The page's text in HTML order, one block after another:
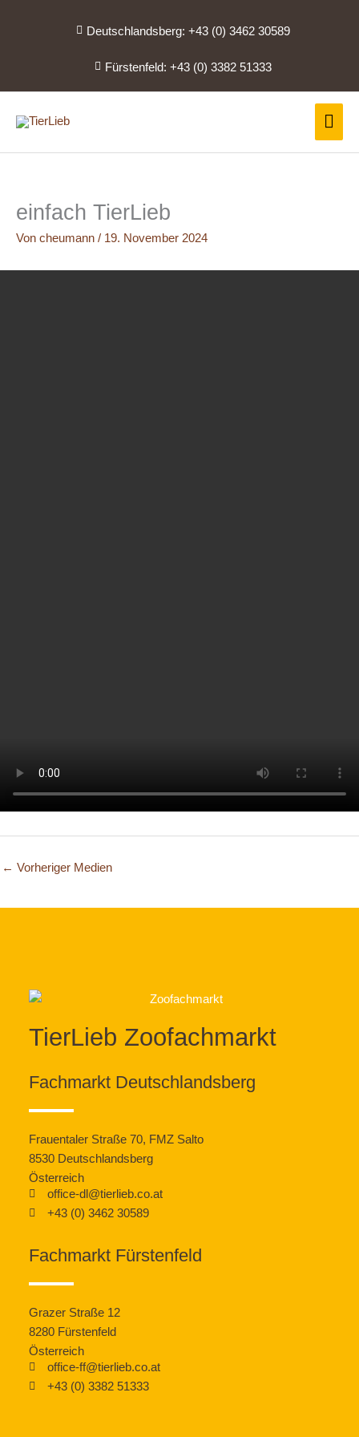
Deutschlandsberg: +43 (0) 3462 30589
Fürstenfeld: +43 (0) 3382 51333
einfach TierLieb
Von cheumann / 19. November 2024
← Vorheriger Medien
TierLieb Zoofachmarkt
Fachmarkt Deutschlandsberg
Frauentaler Straße 70, FMZ Salto
8530 Deutschlandsberg
Österreich
office-dl@tierlieb.co.at
+43 (0) 3462 30589
Fachmarkt Fürstenfeld
Grazer Straße 12
8280 Fürstenfeld
Österreich
office-ff@tierlieb.co.at
+43 (0) 3382 51333